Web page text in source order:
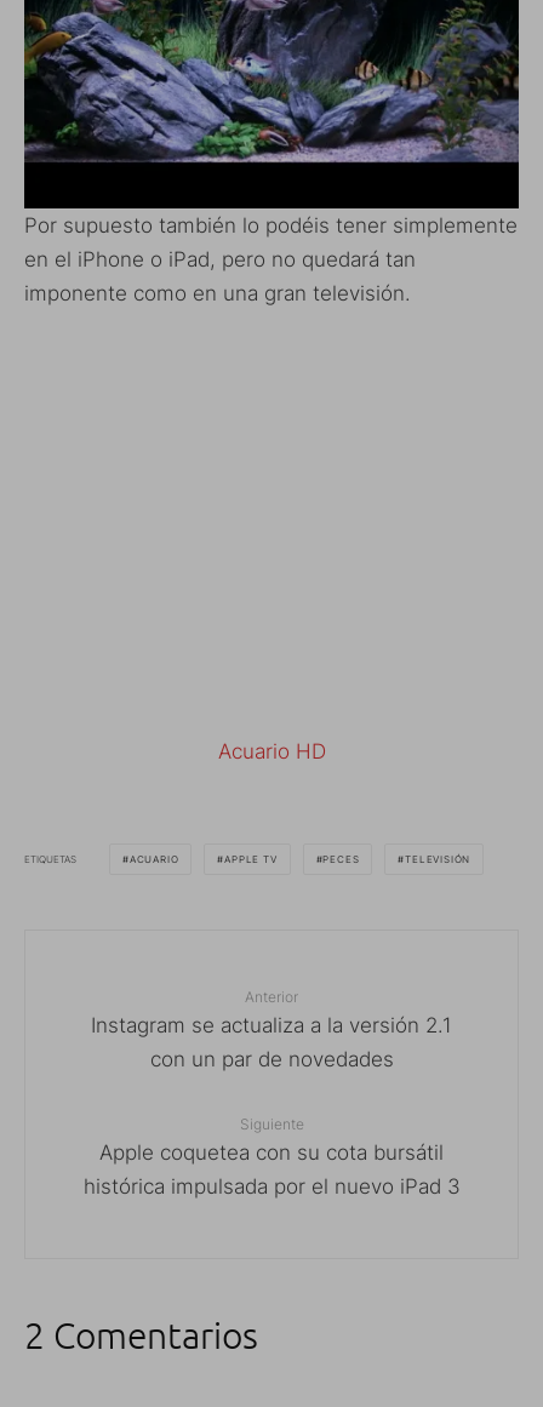
Por supuesto también lo podéis tener simplemente
en el iPhone o iPad, pero no quedará tan
imponente como en una gran televisión.
Acuario HD
ETIQUETAS ACUARIO APPLE TV PECES TELEVISIÓN
Anterior
Instagram se actualiza a la versión 2.1
con un par de novedades
Siguiente
Apple coquetea con su cota bursátil
histórica impulsada por el nuevo iPad 3
2 Comentarios